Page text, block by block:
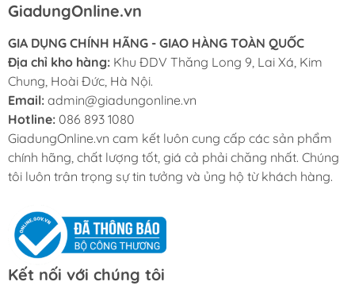
GiadungOnline.vn
GIA DỤNG CHÍNH HÃNG - GIAO HÀNG TOÀN QUỐC
Địa chỉ kho hàng: Khu ĐDV Thăng Long 9, Lai Xá, Kim
Chung, Hoài Đức, Hà Nội.
Email: admin@giadungonline.vn
Hotline: 086 893 1080
GiadungOnline.vn cam kết luôn cung cấp các sản phẩm
chính hãng, chất lượng tốt, giá cả phải chăng nhất. Chúng
tôi luôn trân trọng sự tin tưởng và ủng hộ từ khách hàng.
Kết nối với chúng tôi